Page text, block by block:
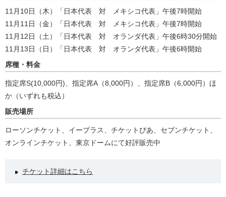
11月10日（木）「日本代表 対 メキシコ代表」午後7時開始
11月11日（金）「日本代表 対 メキシコ代表」午後7時開始
11月12日（土）「日本代表 対 オランダ代表」午後6時30分開始
11月13日（日）「日本代表 対 オランダ代表」午後6時開始
席種・料金
指定席S(10,000円)、指定席A（8,000円）、指定席B（6,000円）ほ
か（いずれも税込）
販売場所
ローソンチケット、イープラス、チケットぴあ、セブンチケット、
オンラインチケット、東京ドームにて好評販売中
チケット詳細はこちら